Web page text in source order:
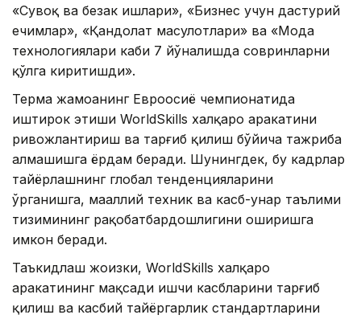
«Сувоқ ва безак ишлари», «Бизнес учун дастурий
ечимлар», «Қандолат маҳсулотлари» ва «Мода
технологиялари каби 7 йўналишда совринларни
қўлга киритишди».
Терма жамоанинг Евроосиё чемпионатида
иштирок этиши WorldSkills халқаро ҳаракатини
ривожлантириш ва тарғиб қилиш бўйича тажриба
алмашишга ёрдам беради. Шунингдек, бу кадрлар
тайёрлашнинг глобал тенденцияларини
ўрганишга, маҳаллий техник ва касб-ҳунар таълими
тизимининг рақобатбардошлигини оширишга
имкон беради.
Таъкидлаш жоизки, WorldSkills халқаро
ҳаракатининг мақсади ишчи касбларини тарғиб
қилиш ва касбий тайёргарлик стандартларини